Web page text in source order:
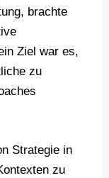
brachte
Ziel war es,
zu
Strategie in
zu